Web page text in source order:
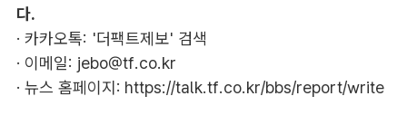
다.
· 카카오톡: '더팩트제보' 검색
· 이메일: jebo@tf.co.kr
· 뉴스 홈페이지: https://talk.tf.co.kr/bbs/report/write